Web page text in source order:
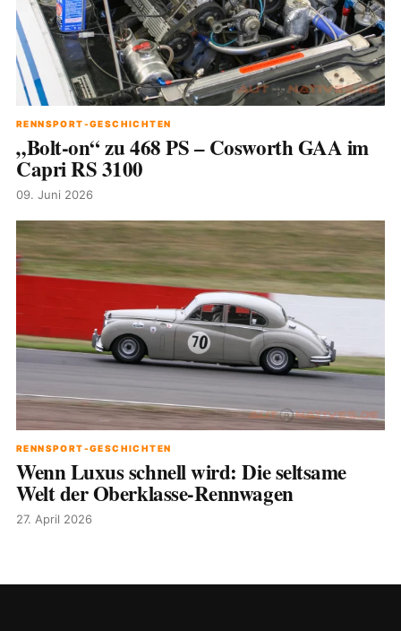
RENNSPORT-GESCHICHTEN
„Bolt-on“ zu 468 PS – Cosworth GAA im
Capri RS 3100
09. Juni 2026
RENNSPORT-GESCHICHTEN
Wenn Luxus schnell wird: Die seltsame
Welt der Oberklasse-Rennwagen
27. April 2026